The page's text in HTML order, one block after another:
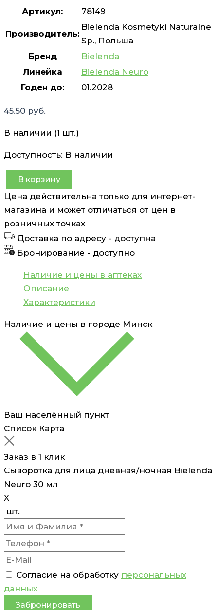
Артикул: 78149
Производитель:
Bielenda Kosmetyki Naturalne
Sp., Польша
Бренд
Bielenda
Линейка
Bielenda Neuro
Годен до:
01.2028
45.50 руб.
В наличии (1 шт.)
Доступность: В наличии
Количество
товара
Сыворотка
для
лица
дневная/
ночная
Bielenda
Neuro
мл
В корзину
Цена действительна только для интернет-
магазина и может отличаться от цен в
розничных точках
Доставка по адресу - доступна
Бронирование - доступно
Наличие и цены в аптеках
Описание
Характеристики
Наличие и цены в городе Минск
Ваш населённый пункт
Список Карта
Заказ в 1 клик
Сыворотка для лица дневная/ночная Bielenda
Neuro 30 мл
X
шт.
Согласие на обработку персональных
данных
Забронировать